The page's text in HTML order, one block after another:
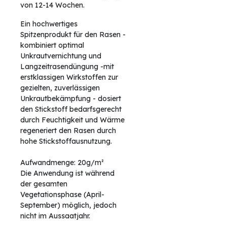
von 12-14 Wochen.
Ein hochwertiges
Spitzenprodukt für den Rasen -
kombiniert optimal
Unkrautvernichtung und
Langzeitrasendüngung -mit
erstklassigen Wirkstoffen zur
gezielten, zuverlässigen
Unkrautbekämpfung - dosiert
den Stickstoff bedarfsgerecht
durch Feuchtigkeit und Wärme
regeneriert den Rasen durch
hohe Stickstoffausnutzung.
Aufwandmenge: 20g/m²
Die Anwendung ist während
der gesamten
Vegetationsphase (April-
September) möglich, jedoch
nicht im Aussaatjahr.